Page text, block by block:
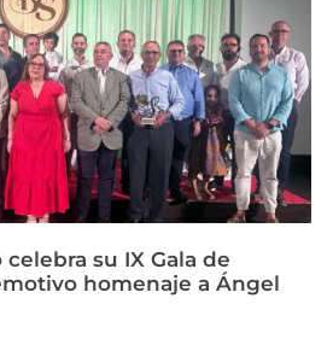
su IX Gala de
homenaje a Ángel